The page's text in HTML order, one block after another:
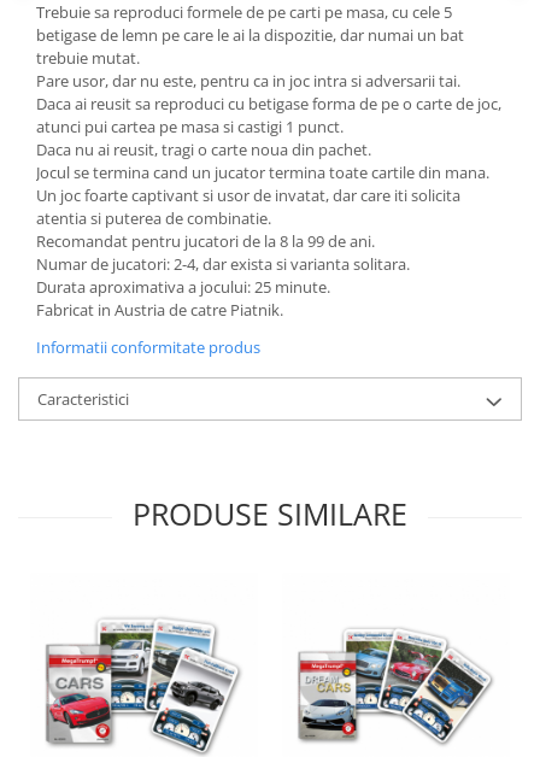
Trebuie sa reproduci formele de pe carti pe masa, cu cele 5
betigase de lemn pe care le ai la dispozitie, dar numai un bat
trebuie mutat.
Pare usor, dar nu este, pentru ca in joc intra si adversarii tai.
Daca ai reusit sa reproduci cu betigase forma de pe o carte de joc,
atunci pui cartea pe masa si castigi 1 punct.
Daca nu ai reusit, tragi o carte noua din pachet.
Jocul se termina cand un jucator termina toate cartile din mana.
Un joc foarte captivant si usor de invatat, dar care iti solicita
atentia si puterea de combinatie.
Recomandat pentru jucatori de la 8 la 99 de ani.
Numar de jucatori: 2-4, dar exista si varianta solitara.
Durata aproximativa a jocului: 25 minute.
Fabricat in Austria de catre Piatnik.
Informatii conformitate produs
Caracteristici
PRODUSE SIMILARE